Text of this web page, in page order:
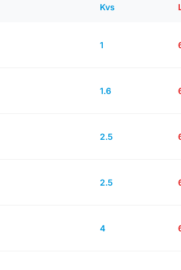
Kvs
1
1.6
2.5
2.5
4